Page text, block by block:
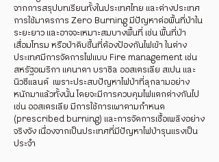
จากการสรุปบทเรียนทั้งในประเทศไทย และต่างประเทศ
การใช้มาตรการ Zero Burning มีปัญหาต่อพื้นที่ป่าใน
ระยะยาว และอาจจะเหมาะสมบางพื้นที่ เช่น พื้นที่ป่า
เสื่อมโทรม หรือป่าดิบชื้นที่ต้องป้องกันไฟเข้า ในต่าง
ประเทศมีการจัดการไฟแบบ Fire management เช่น
สหรัฐอเมริกา แคนาดา บราซิล ออสเตรเลีย สเปน และ
นิวซีแลนด์ เพราะประสบปัญหาไฟป่าที่ลุกลามอย่าง
หนักมาแล้วทั้งนั้น โดยจะมีการควบคุมไฟแตกต่างกันไป
เช่น ออสเตรเลีย มีการใช้การเผาตามกำหนด
(prescribed burning) และการจัดการเชื้อเพลิงอย่าง
จริงจัง เนื่องจากเป็นประเทศที่มีปัญหาไฟป่ารุนแรงเป็น
ประจำ